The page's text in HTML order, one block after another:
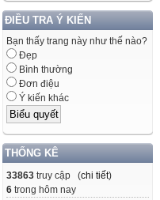
ĐIỀU TRA Ý KIẾN
Bạn thấy trang này như thế nào?
Đẹp
Bình thường
Đơn điệu
Ý kiến khác
THỐNG KÊ
33863 truy cập (chi tiết)
6 trong hôm nay